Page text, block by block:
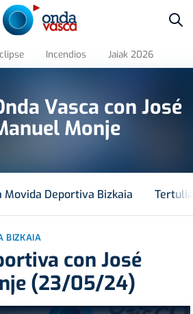
Incendios Jaiak 2026
Vasca con José
Monje
Movida Deportiva Bizkaia
BIZKAIA
con José
(23/05/24)